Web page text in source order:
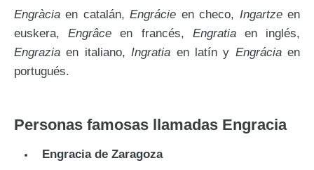
Engràcia en catalán,Engrácie en checo, Ingartzeen
euskera,Engrâce en francés, Engratiaen inglés,
Engrazia en italiano,Ingratia en latín y Engráciaen
portugués.
Personas famosas llamadas Engracia
Engracia de Zaragoza